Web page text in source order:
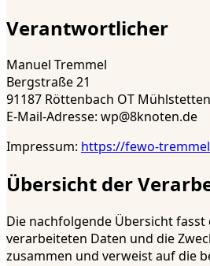
Verantwortlicher
Manuel Tremmel
Bergstraße 21
91187 Röttenbach OT Mühlstetten
E-Mail-Adresse: wp@8knoten.de
Impressum: https://fewo-
Übersicht der
Die nachfolgende Übersicht fasst
verarbeiteten Daten und die
zusammen und verweist auf die